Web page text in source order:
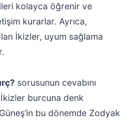
kolayca öğrenir ve
kurarlar. Ayrıca,
İkizler, uyum sağlama
sorusunun cevabını
burcuna denk
bu dönemde Zodyak